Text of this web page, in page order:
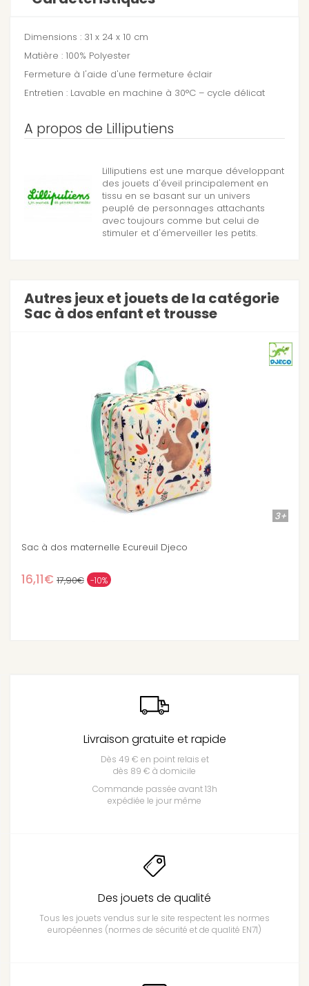
Dimensions : 31 x 24 x 10 cm
Matière : 100% Polyester
Fermeture à l'aide d'une fermeture éclair
Entretien : Lavable en machine à 30°C – cycle délicat
A propos de Lilliputiens
Lilliputiens est une marque développant
des jouets d'éveil principalement en
tissu en se basant sur un univers
peuplé de personnages attachants
avec toujours comme but celui de
stimuler et d'émerveiller les petits.
Autres jeux et jouets de la catégorie
Sac à dos enfant et trousse
Sac à dos maternelle Robot Djeco
Livraison gratuite et rapide
Dès 49 € en point relais et
dès 89 € à domicile
Commande passée avant 13h
expédiée le jour même
Des jouets de qualité
Tous les jouets vendus sur le site respectent les normes
européennes (normes de sécurité et de qualité EN71)